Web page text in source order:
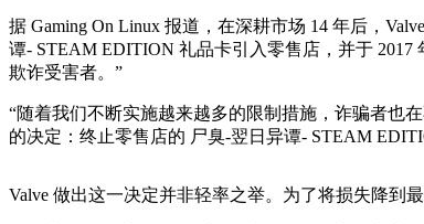
据 Gaming On Linux 报道，在深耕市场 14 年后，
谭- STEAM EDITION 礼品卡引入零售店，并于
欺诈受害者。”
“随着我们不断实施越来越多的限制措施，诈骗者也
的决定：终止零售店的 尸臭-翌日异谭- STEAM
Valve 做出这一决定并非轻率之举。为了将损失降到